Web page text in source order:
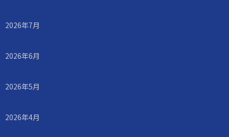
2026年7月
2026年6月
2026年5月
2026年4月